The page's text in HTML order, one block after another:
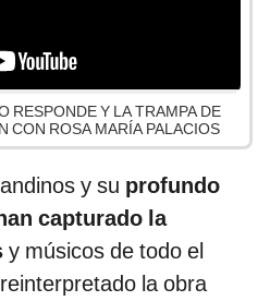
RESPONDE Y LA TRAMPA DE
CON ROSA MARÍA PALACIOS
y su profundo
capturado la
y músicos de todo el
la obra